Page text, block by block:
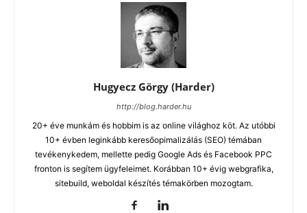
Hugyecz Görgy (Harder)
http://blog.harder.hu
20+ éve munkám és hobbim is az online világhoz köt. Az utóbbi
10+ évben leginkább keresőopimalizálás (SEO) témában
tevékenykedem, mellette pedig Google Ads és Facebook PPC
fronton is segítem ügyfeleimet. Korábban 10+ évig webgrafika,
sitebuild, weboldal készítés témakörben mozogtam.